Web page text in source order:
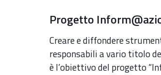
Progetto
Creare e diffondere
responsabili a vario titolo
è l’obiettivo del progetto